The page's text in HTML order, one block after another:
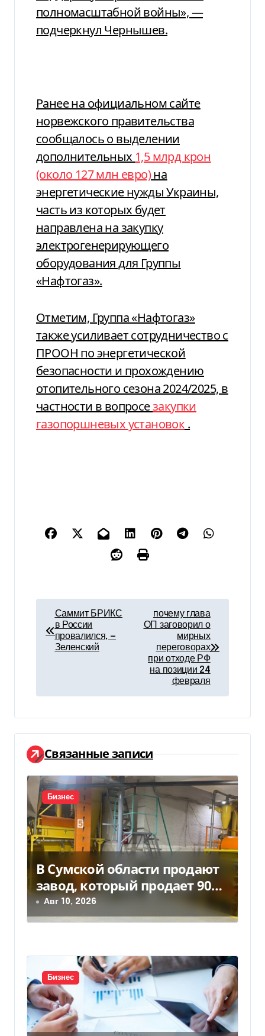
полномасштабной войны», —
подчеркнул Чернышев.
Ранее на официальном сайте
норвежского правительства
сообщалось о выделении
дополнительных 1,5 млрд крон
(около 127 млн евро)на
энергетические нужды Украины,
часть из которых будет
направлена на закупку
электрогенерирующего
оборудования для Группы
«Нафтогаз».
Отметим, Группа «Нафтогаз»
также усиливает сотрудничество с
ПРООН по энергетической
безопасности и прохождению
отопительного сезона 2024/2025, в
частности в вопросезакупки
газопоршневых установок .
а
а
ц
и
я
п
о
з
а
п
и
с
я
м
Саммит БРИКС
в России
провалился, —
Зеленский
почему глава
ОП заговорил о
мирных
переговорах
при отходе РФ
на позиции 24
февраля
Связанные записи
Бизнес
В Сумской области продают
завод, который продает 90%
товаров за границу
Авг 10, 2026
Бизнес